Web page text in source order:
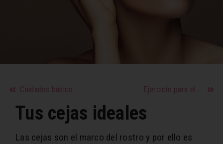
Cuidados básicos para recién nacidos Ejercicio para el cuerpo y la mente
Tus cejas ideales
Las cejas son el marco del rostro y por ello es